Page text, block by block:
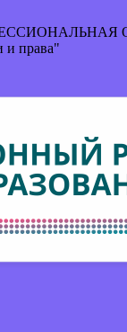
и права"